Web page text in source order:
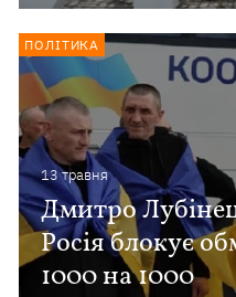
13 травня
Дмитро
Росія блокує
1000 на 1000
ПОЛІТИКА